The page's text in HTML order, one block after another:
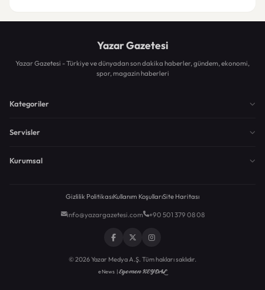
Yazar Gazetesi
Yazar Gazetesi - Türkiye ve dünyadan son dakika haberler, gündem, ekonomi,
spor, magazin haberleri
Kategoriler
Servisler
Kurumsal
Gizlilik PolitikasıKullanım KoşullarıSite Haritası
info@yazargazetesi.com +90 501 379 08 08
© 2026 Yazar Medya A.Ş. Tüm hakları saklıdır.
eNews |Egemen KEYDAL